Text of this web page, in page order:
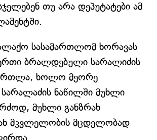
თუ არა დეპუტატები ამ
სასამართლომ ხორავას
ერთი ბრალდებული სარალიძის
ხოლო მეორე
ნაწილში მუხლი
მუხლი განზრახ
მკვლელობის მცდელობად